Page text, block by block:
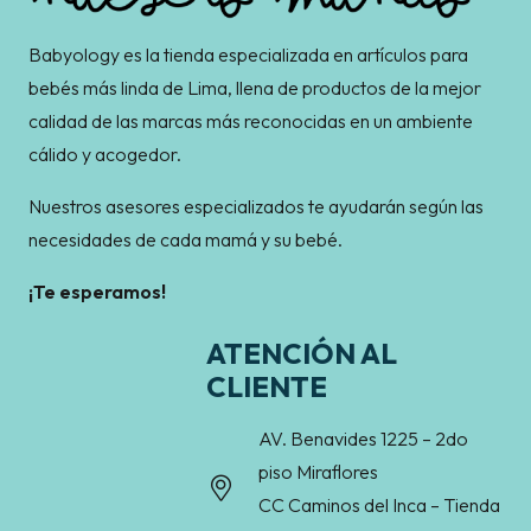
Babyology es la tienda especializada en artículos para
bebés más linda de Lima, llena de productos de la mejor
calidad de las marcas más reconocidas en un ambiente
cálido y acogedor.
Nuestros asesores especializados te ayudarán según las
necesidades de cada mamá y su bebé.
¡Te esperamos!
ATENCIÓN AL
CLIENTE
AV. Benavides 1225 – 2do
piso Miraflores
CC Caminos del Inca – Tienda